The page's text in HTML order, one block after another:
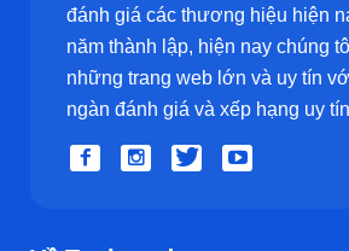
đánh giá các thương hiệu hiện
năm thành lập, hiện nay chúng
những trang web lớn và uy tín
ngàn đánh giá và xếp hạng uy